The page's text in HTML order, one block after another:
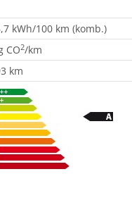
kWh/100 km (komb.)
CO2/km
km